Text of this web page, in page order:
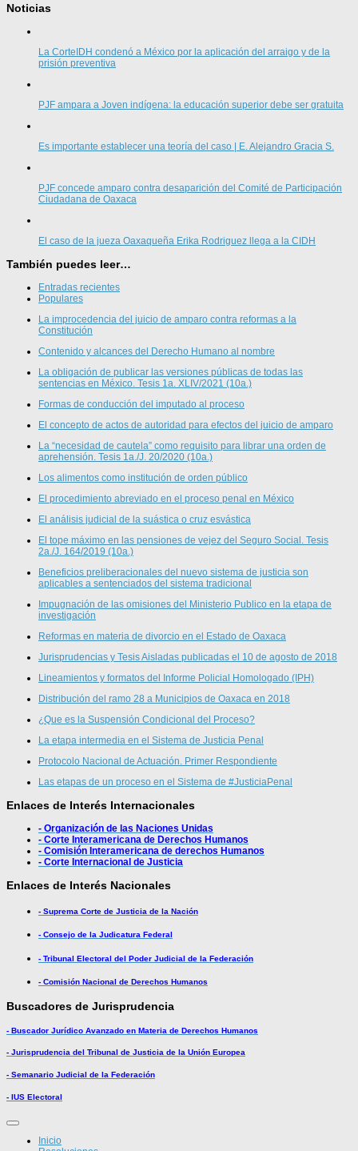
Noticias
La CorteIDH condenó a México por la aplicación del arraigo y de la
prisión preventiva
PJF ampara a Joven indígena: la educación superior debe ser gratuita
Es importante establecer una teoría del caso | E. Alejandro Gracia S.
PJF concede amparo contra desaparición del Comité de Participación
Ciudadana de Oaxaca
El caso de la jueza Oaxaqueña Erika Rodriguez llega a la CIDH
También puedes leer…
Entradas recientes
Populares
La improcedencia del juicio de amparo contra reformas a la
Constitución
Contenido y alcances del Derecho Humano al nombre
La obligación de publicar las versiones públicas de todas las
sentencias en México. Tesis 1a. XLIV/2021 (10a.)
Formas de conducción del imputado al proceso
El concepto de actos de autoridad para efectos del juicio de amparo
La “necesidad de cautela” como requisito para librar una orden de
aprehensión. Tesis 1a./J. 20/2020 (10a.)
Los alimentos como institución de orden público
El procedimiento abreviado en el proceso penal en México
El análisis judicial de la suástica o cruz esvástica
El tope máximo en las pensiones de vejez del Seguro Social. Tesis
2a./J. 164/2019 (10a.)
Beneficios preliberacionales del nuevo sistema de justicia son
aplicables a sentenciados del sistema tradicional
Impugnación de las omisiones del Ministerio Publico en la etapa de
investigación
Reformas en materia de divorcio en el Estado de Oaxaca
Jurisprudencias y Tesis Aisladas publicadas el 10 de agosto de 2018
Lineamientos y formatos del Informe Policial Homologado (IPH)
Distribución del ramo 28 a Municipios de Oaxaca en 2018
¿Que es la Suspensión Condicional del Proceso?
La etapa intermedia en el Sistema de Justicia Penal
Protocolo Nacional de Actuación. Primer Respondiente
Las etapas de un proceso en el Sistema de #JusticiaPenal
Enlaces de Interés Internacionales
- Organización de las Naciones Unidas
- Corte Interamericana de Derechos Humanos
- Comisión Interamericana de derechos Humanos
- Corte Internacional de Justicia
Enlaces de Interés Nacionales
- Suprema Corte de Justicia de la Nación
- Consejo de la Judicatura Federal
- Tribunal Electoral del Poder Judicial de la Federación
- Comisión Nacional de Derechos Humanos
Buscadores de Jurisprudencia
- Buscador Jurídico Avanzado en Materia de Derechos Humanos
- Jurisprudencia del Tribunal de Justicia de la Unión Europea
- Semanario Judicial de la Federación
- IUS Electoral
Inicio